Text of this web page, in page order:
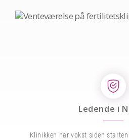
Ledende i
Klinikken har vokst siden